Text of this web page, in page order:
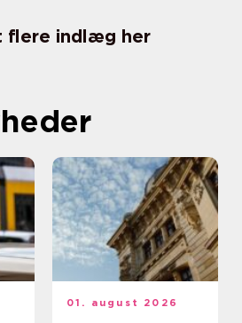
flere indlæg her
01. august 2026